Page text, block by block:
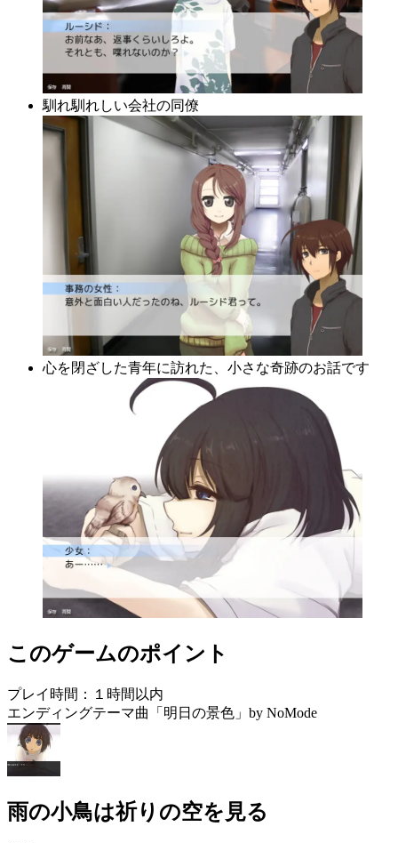
馴れ馴れしい会社の同僚
心を閉ざした青年に訪れた、小さな奇跡のお話です
このゲームのポイント
プレイ時間：１時間以内
エンディングテーマ曲「明日の景色」by NoMode
雨の小鳥は祈りの空を見る